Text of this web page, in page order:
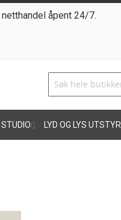
åpent 24/7.
STUDIO LYD OG LYS UTSTYR